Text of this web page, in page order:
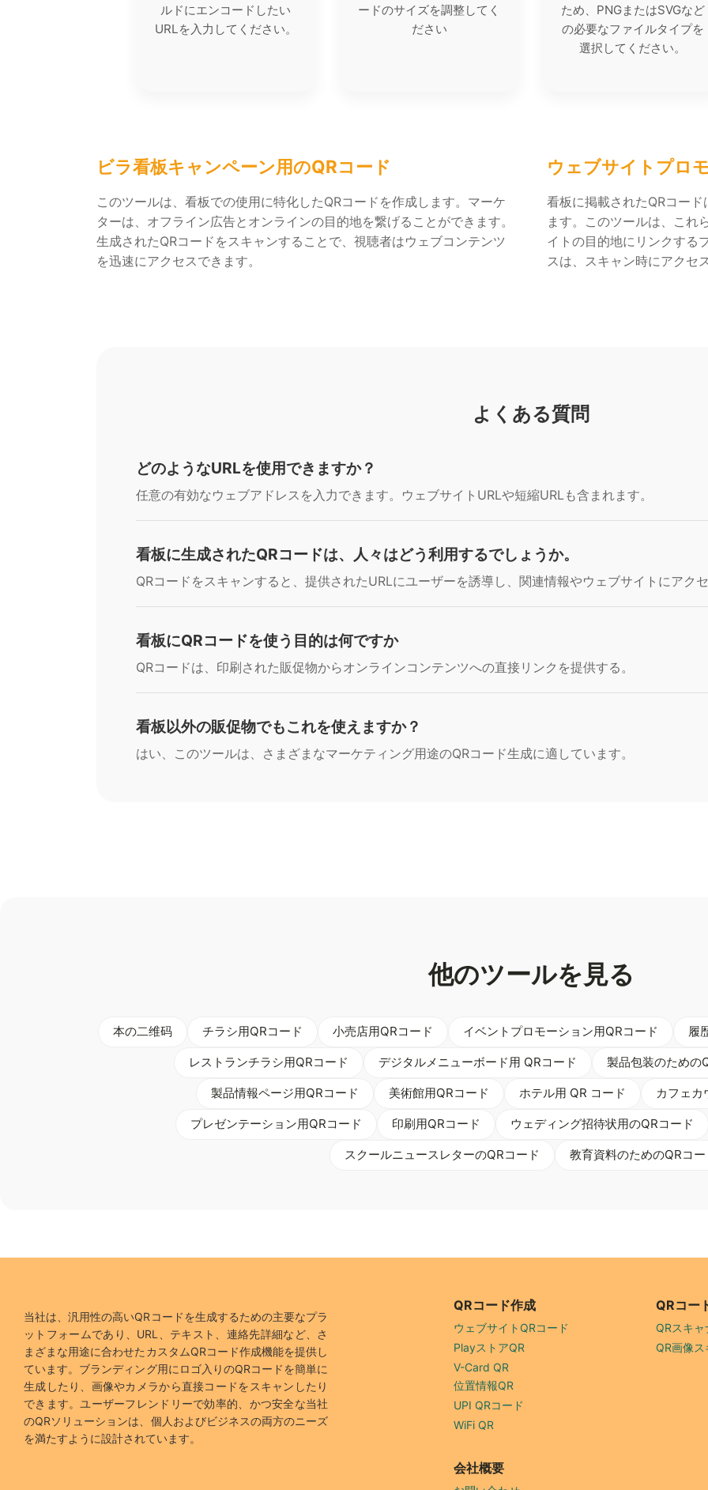
ルドにエンコードしたい
URLを入力してください。
ードのサイズを調整してく
ださい
ため、PNGまたはSVGなど
の必要なファイルタイプを
選択してください。
ビラ看板キャンペーン用のQRコード
このツールは、看板での使用に特化したQRコードを作成します。マーケ
ターは、オフライン広告とオンラインの目的地を繋げることができます。
生成されたQRコードをスキャンすることで、視聴者はウェブコンテンツ
を迅速にアクセスできます。
ウェブサイトプロ
看板に掲載されたQRコー
ます。このツールは、これ
イトの目的地にリンクする
スは、スキャン時にアクセ
よくある質問
どのようなURLを使用できますか？
任意の有効なウェブアドレスを入力できます。ウェブサイトURLや短縮URLも含まれます。
看板に生成されたQRコードは、人々はどう利用するでしょうか。
QRコードをスキャンすると、提供されたURLにユーザーを誘導し、関連情報やウェブサイトにアク
看板にQRコードを使う目的は何ですか
QRコードは、印刷された販促物からオンラインコンテンツへの直接リンクを提供する。
看板以外の販促物でもこれを使えますか？
はい、このツールは、さまざまなマーケティング用途のQRコード生成に適しています。
他のツールを見る
本の二维码 チラシ用QRコード 小売店用QRコード イベントプロモーション用QRコード 履
レストランチラシ用QRコード デジタルメニューボード用 QRコード 製品包装のための
製品情報ページ用QRコード 美術館用QRコード ホテル用 QR コード カフェカ
プレゼンテーション用QRコード 印刷用QRコード ウェディング招待状用のQRコード
スクールニュースレターのQRコード 教育資料のためのQRコー
当社は、汎用性の高いQRコードを生成するための主要なプラ
ットフォームであり、URL、テキスト、連絡先詳細など、さ
まざまな用途に合わせたカスタムQRコード作成機能を提供し
ています。ブランディング用にロゴ入りのQRコードを簡単に
生成したり、画像やカメラから直接コードをスキャンしたり
できます。ユーザーフレンドリーで効率的、かつ安全な当社
のQRソリューションは、個人およびビジネスの両方のニーズ
を満たすように設計されています。
QRコード作成
ウェブサイトQRコード
PlayストアQR
V-Card QR
位置情報QR
UPI QRコード
WiFi QR
QRコー
QRスキャ
QR画像ス
会社概要